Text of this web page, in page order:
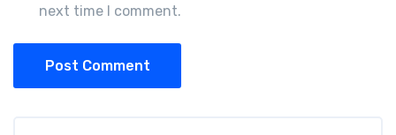
next time I comment.
Post Comment